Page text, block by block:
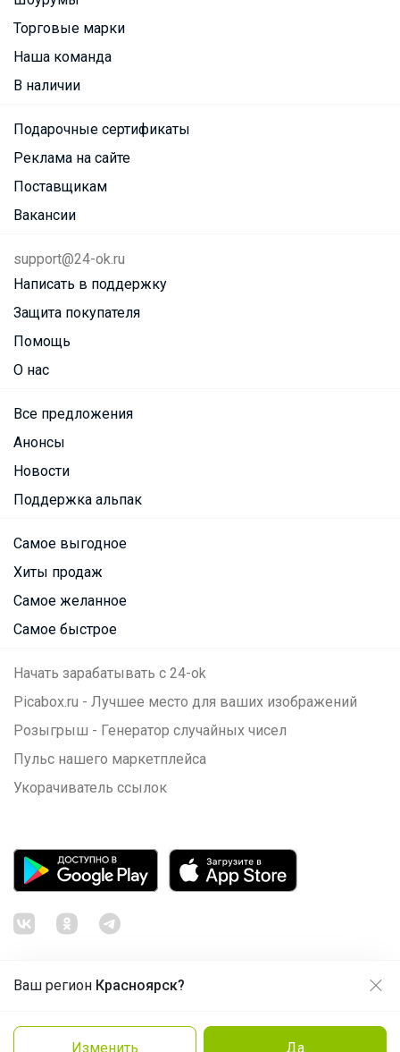
Ваш регион Красноярск?
Изменить Да
Торговые марки
Наша команда
В наличии
Подарочные сертификаты
Реклама на сайте
Поставщикам
Вакансии
support@24-ok.ru
Написать в поддержку
Защита покупателя
Помощь
О нас
Все предложения
Анонсы
Новости
Поддержка альпак
Самое выгодное
Хиты продаж
Самое желанное
Самое быстрое
Начать зарабатывать с 24-ok
Picabox.ru - Лучшее место для ваших изображений
Розыгрыш - Генератор случайных чисел
Пульс нашего маркетплейса
Укорачиватель ссылок
Политика конфиденциальности
Продолжая использовать этот сайт и нажимая кнопку